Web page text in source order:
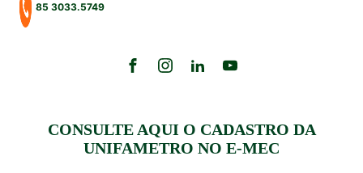
85 3033.5749
CONSULTE AQUI O CADASTRO DA
UNIFAMETRO NO E-MEC